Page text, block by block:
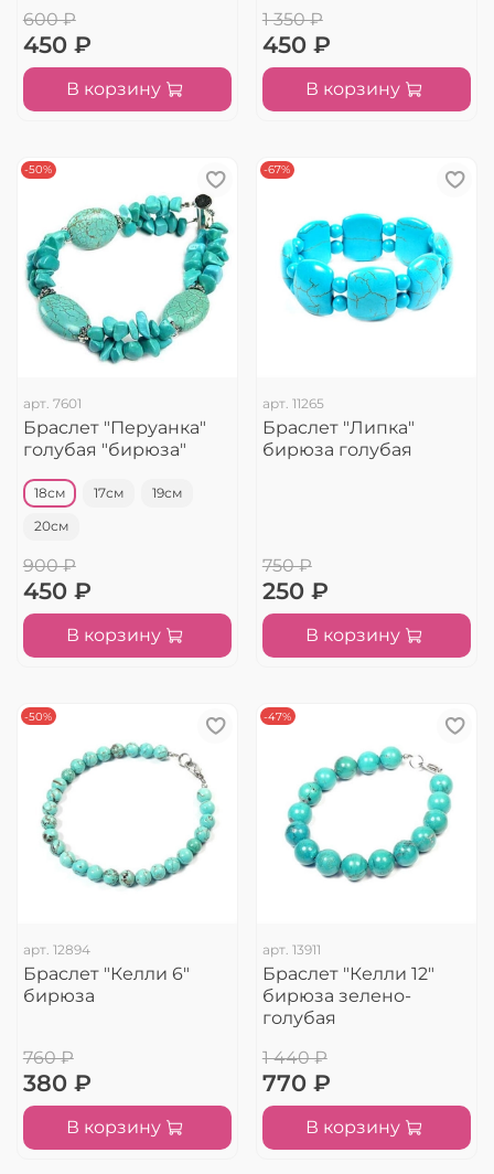
600 ₽
450 ₽
В корзину
1 350 ₽
450 ₽
В корзину
-50%
арт. 7601
Браслет "Перуанка"
голубая "бирюза"
18см 17см 19см
20см
900 ₽
450 ₽
В корзину
-67%
арт. 11265
Браслет "Липка"
бирюза голубая
750 ₽
250 ₽
В корзину
-50%
арт. 12894
Браслет "Келли 6"
бирюза
760 ₽
380 ₽
В корзину
-47%
арт. 13911
Браслет "Келли 12"
бирюза зелено-
голубая
1 440 ₽
770 ₽
В корзину